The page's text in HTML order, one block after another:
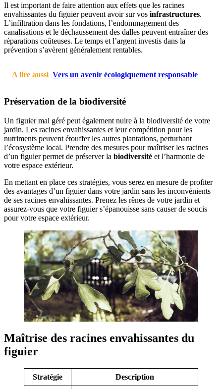
Il est important de faire attention aux effets que les racines
envahissantes du figuier peuvent avoir sur vos infrastructures.
L’infiltration dans les fondations, l’endommagement des
canalisations et le déchaussement des dalles peuvent entraîner des
réparations coûteuses. Le temps et l’argent investis dans la
prévention s’avèrent généralement rentables.
A lire aussi Vers un avenir écologiquement responsable
Préservation de la biodiversité
Un figuier mal géré peut également nuire à la biodiversité de votre
jardin. Les racines envahissantes et leur compétition pour les
nutriments peuvent étouffer les autres plantations, perturbant
l’écosystème local. Prendre des mesures pour maîtriser les racines
d’un figuier permet de préserver la biodiversité et l’harmonie de
votre espace extérieur.
En mettant en place ces stratégies, vous serez en mesure de profiter
des avantages d’un figuier dans votre jardin sans les inconvénients
de ses racines envahissantes. Prenez les rênes de votre jardin et
assurez-vous que votre figuier s’épanouisse sans causer de soucis
pour votre espace extérieur.
Maîtrise des racines envahissantes du
figuier
Stratégie Description